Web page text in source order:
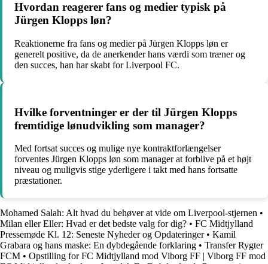
Hvordan reagerer fans og medier typisk på
Jürgen Klopps løn?
Reaktionerne fra fans og medier på Jürgen Klopps løn er
generelt positive, da de anerkender hans værdi som træner og
den succes, han har skabt for Liverpool FC.
Hvilke forventninger er der til Jürgen Klopps
fremtidige lønudvikling som manager?
Med fortsat succes og mulige nye kontraktforlængelser
forventes Jürgen Klopps løn som manager at forblive på et højt
niveau og muligvis stige yderligere i takt med hans fortsatte
præstationer.
Mohamed Salah: Alt hvad du behøver at vide om Liverpool-stjernen •
Milan eller Eller: Hvad er det bedste valg for dig? • FC Midtjylland
Pressemøde Kl. 12: Seneste Nyheder og Opdateringer• Kamil
Grabara og hans maske: En dybdegående forklaring • Transfer Rygter
FCM • Opstilling for FC Midtjylland mod Viborg FF | Viborg FF mod